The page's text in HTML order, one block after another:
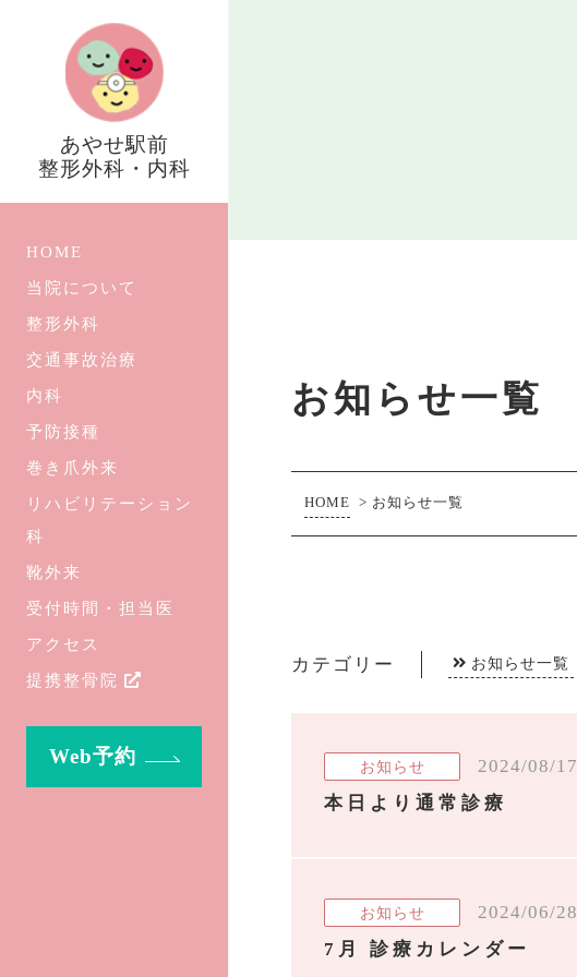
あやせ駅前
整形外科・内科
HOME
当院について
整形外科
交通事故治療
内科
予防接種
巻き爪外来
リハビリテーション
科
靴外来
受付時間・担当医
アクセス
提携整骨院
Web予約
お知らせ一覧
HOME > お知らせ一覧
カテゴリー お知らせ一覧
お知らせ
2024/08/17
本日より通常診療
お知らせ
2024/06/28
7月 診療カレンダー